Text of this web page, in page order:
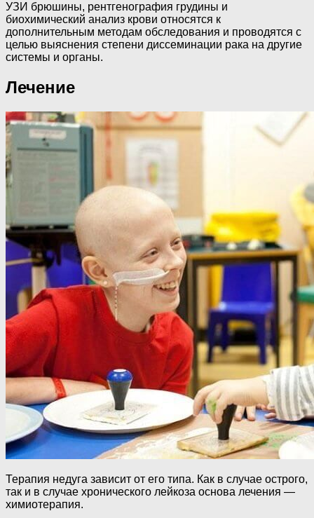
УЗИ брюшины, рентгенография грудины и
биохимический анализ крови относятся к
дополнительным методам обследования и проводятся с
целью выяснения степени диссеминации рака на другие
системы и органы.
Лечение
Терапия недуга зависит от его типа. Как в случае острого,
так и в случае хронического лейкоза основа лечения —
химиотерапия.